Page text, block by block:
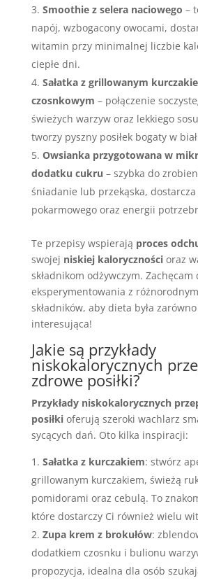
Smoothie z selera naciowego –
napój, wzbogacony owocami,
witamin przy minimalnej liczbie
ciepłe dni.
Sałatka z grillowanym
czosnkowym – połączenie
świeżych warzyw oraz lekkiego
tworzy pyszny posiłek bogaty w
Owsianka przygotowana w
dodatku cukru – szybka do
śniadanie lub przekąska, dostarcza
pokarmowego oraz energii
Te przepisy wspierają proces
swojej niskiej kalorycznościoraz
składnikom odżywczym. Zachęcam
eksperymentowania z
składników, aby dieta była
interesująca!
Jakie są przykłady
niskokalorycznych
zdrowe posiłki?
Przykłady niskokalorycznych
posiłkioferują szeroki wachlarz
sycących dań. Oto kilka inspiracji:
Sałatka z kurczakiem: stwórz
grillowanym kurczakiem, świeżą
pomidorami oraz cebulą. To
które dostarczy Ci również wielu
Zupa krem z brokułów:
dodatkiem czosnku i bulionu
propozycja, idealna dla osób